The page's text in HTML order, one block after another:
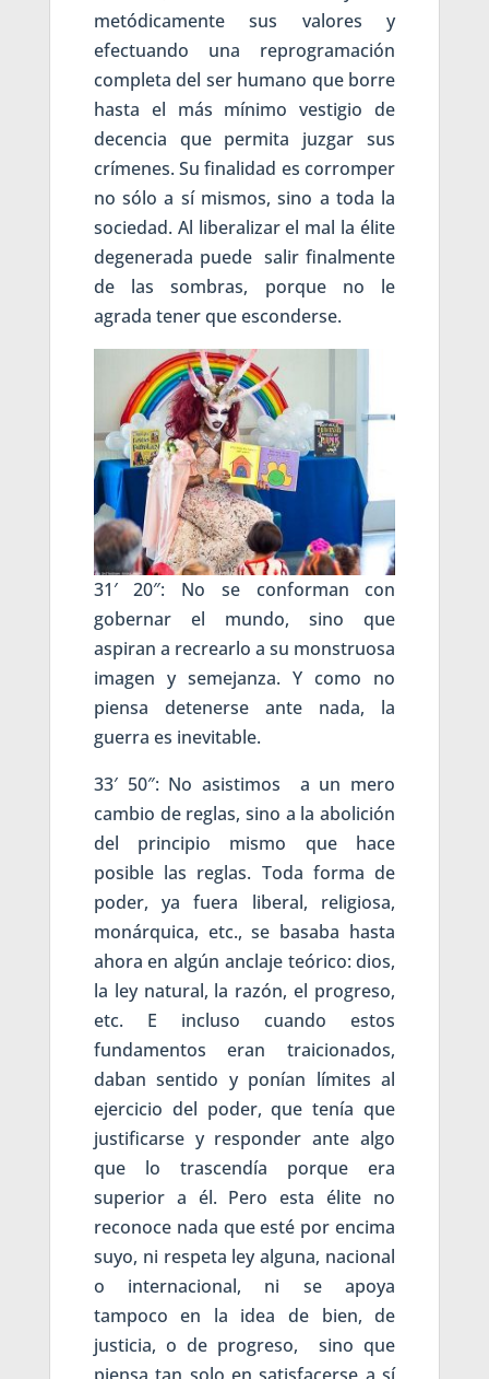
metódicamente sus valores y
efectuando una reprogramación
completa del ser humano que borre
hasta el más mínimo vestigio de
decencia que permita juzgar sus
crímenes. Su finalidad es corromper
no sólo a sí mismos, sino a toda la
sociedad. Al liberalizar el mal la élite
degenerada puede salir finalmente
de las sombras, porque no le
agrada tener que esconderse.
31′ 20″: No se conforman con
gobernar el mundo, sino que
aspiran a recrearlo a su monstruosa
imagen y semejanza. Y como no
piensa detenerse ante nada, la
guerra es inevitable.
33′ 50″: No asistimos a un mero
cambio de reglas, sino a la abolición
del principio mismo que hace
posible las reglas. Toda forma de
poder, ya fuera liberal, religiosa,
monárquica, etc., se basaba hasta
ahora en algún anclaje teórico: dios,
la ley natural, la razón, el progreso,
etc. E incluso cuando estos
fundamentos eran traicionados,
daban sentido y ponían límites al
ejercicio del poder, que tenía que
justificarse y responder ante algo
que lo trascendía porque era
superior a él. Pero esta élite no
reconoce nada que esté por encima
suyo, ni respeta ley alguna, nacional
o internacional, ni se apoya
tampoco en la idea de bien, de
justicia, o de progreso, sino que